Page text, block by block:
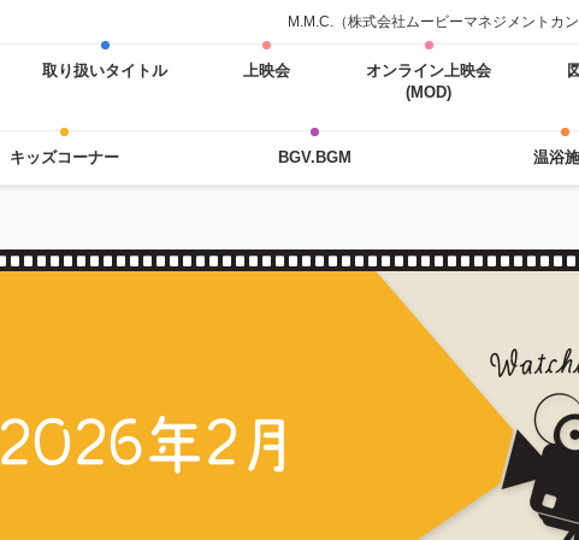
M.M.C.（株式会社ムービーマネジメントカ
取り扱いタイトル 上映会
オンライン上映会
(MOD)
キッズコーナー BGV.BGM 温浴
2026年2月